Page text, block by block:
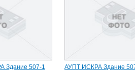
Здание 507-1
АУПТ ИСКРА Здание